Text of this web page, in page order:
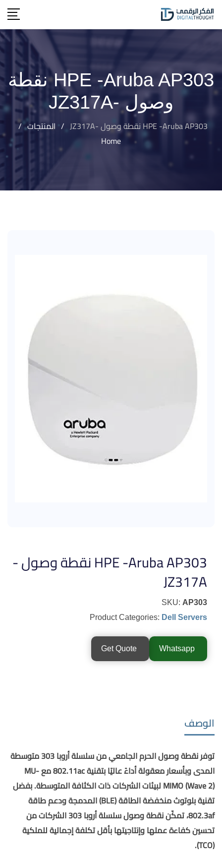
Skip
content
HPE -Aruba AP303 نقطة
وصول -JZ317A
HPE -Aruba AP303 نقطة وصول -JZ317A / المنتجات /
Home
HPE -Aruba AP303 نقطة وصول -
JZ317A
SKU: AP303
Product Categories: Dell Servers
Whatsapp
Get Quote
الوصف
توفر نقطة وصول الحرم الجامعي من سلسلة أروبا 303 متوسطة
المدى وبأسعار معقولة أداءً عاليًا بتقنية 802.11ac مع MU-
MIMO (Wave 2) لبيئات الشركات ذات الكثافة المتوسطة. بفضل
تقنية بلوتوث منخفضة الطاقة (BLE) المدمجة ودعم طاقة
802.3af، تمكّن نقطة وصول سلسلة أروبا 303 الشركات من
تحسين كفاءة عملها وإنتاجيتها بأقل تكلفة إجمالية للملكية
(TCO).